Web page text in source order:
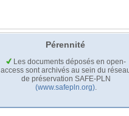
Pérennité
Les documents déposés en open-
access sont archivés au sein du
de préservation SAFE-PLN
(www.safepln.org).